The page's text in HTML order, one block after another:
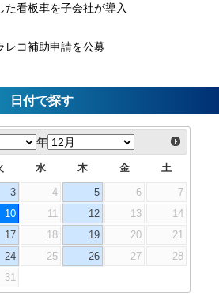
た看板車を子会社が導入
レコ補助申請を公募
日付で探す
年
水 木 金 土
3 4 5 6
7
10 11 12 13
14
17 18 19 20
21
24 25 26 27
28
31